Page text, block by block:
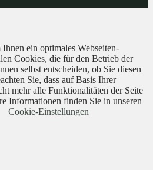
ein optimales Webseiten-
Cookies, die für den Betrieb der
selbst entscheiden, ob Sie diesen
Sie, dass auf Basis Ihrer
mehr alle Funktionalitäten der Seite
Informationen finden Sie in unseren
Cookie-Einstellungen